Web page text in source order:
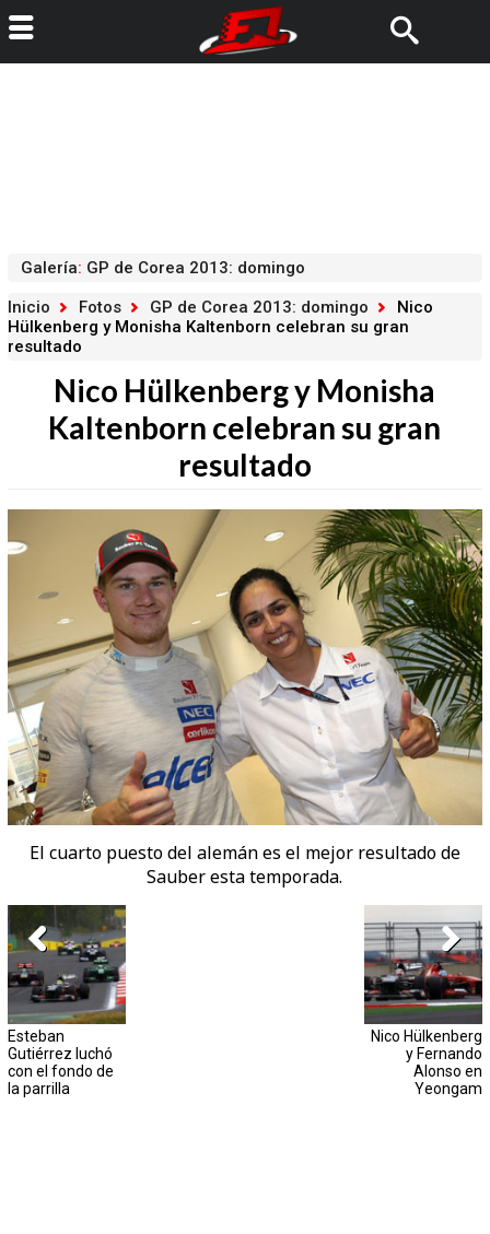
Galería: GP de Corea 2013: domingo
Inicio
Fotos GP de Corea 2013: domingo
Nico
Hülkenberg y Monisha Kaltenborn celebran su gran
resultado
Nico Hülkenberg y Monisha
Kaltenborn celebran su gran
resultado
El cuarto puesto del alemán es el mejor resultado de
Sauber esta temporada.
Esteban
Gutiérrez luchó
con el fondo de
la parrilla
Nico Hülkenberg
y Fernando
Alonso en
Yeongam